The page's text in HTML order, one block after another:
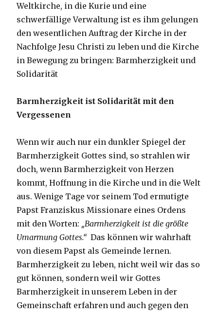
Weltkirche, in die Kurie und eine
schwerfällige Verwaltung ist es ihm gelungen
den wesentlichen Auftrag der Kirche in der
Nachfolge Jesu Christi zu leben und die Kirche
in Bewegung zu bringen: Barmherzigkeit und
Solidarität
Barmherzigkeit ist Solidarität mit den
Vergessenen
Wenn wir auch nur ein dunkler Spiegel der
Barmherzigkeit Gottes sind, so strahlen wir
doch, wenn Barmherzigkeit von Herzen
kommt, Hoffnung in die Kirche und in die Welt
aus. Wenige Tage vor seinem Tod ermutigte
Papst Franziskus Missionare eines Ordens
mit den Worten: „Barmherzigkeit ist die größte
Umarmung Gottes.“Das können wir wahrhaft
von diesem Papst als Gemeinde lernen.
Barmherzigkeit zu leben, nicht weil wir das so
gut können, sondern weil wir Gottes
Barmherzigkeit in unserem Leben in der
Gemeinschaft erfahren und auch gegen den